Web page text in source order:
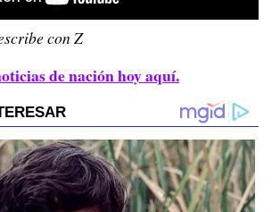
con Z
de nación hoy aquí.